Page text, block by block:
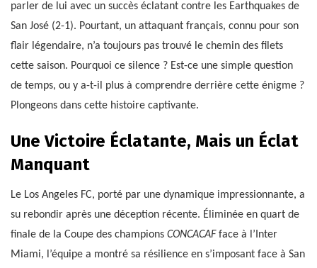
parler de lui avec un succès éclatant contre les Earthquakes de
San José (2-1). Pourtant, un attaquant français, connu pour son
flair légendaire, n’a toujours pas trouvé le chemin des filets
cette saison. Pourquoi ce silence ? Est-ce une simple question
de temps, ou y a-t-il plus à comprendre derrière cette énigme ?
Plongeons dans cette histoire captivante.
Une Victoire Éclatante, Mais un Éclat
Manquant
Le Los Angeles FC, porté par une dynamique impressionnante, a
su rebondir après une déception récente. Éliminée en quart de
finale de la Coupe des champions CONCACAF face à l’Inter
Miami, l’équipe a montré sa résilience en s’imposant face à San